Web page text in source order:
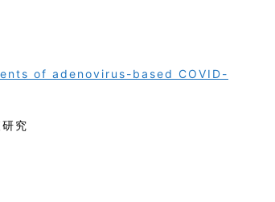
of adenovirus-based COVID-
究